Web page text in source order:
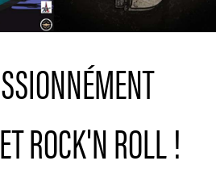
ROCK'N ROLL !